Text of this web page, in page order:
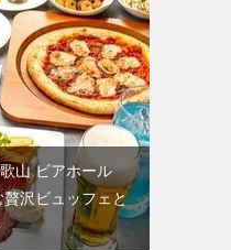
山 ビアホール
沢ビュッフェと